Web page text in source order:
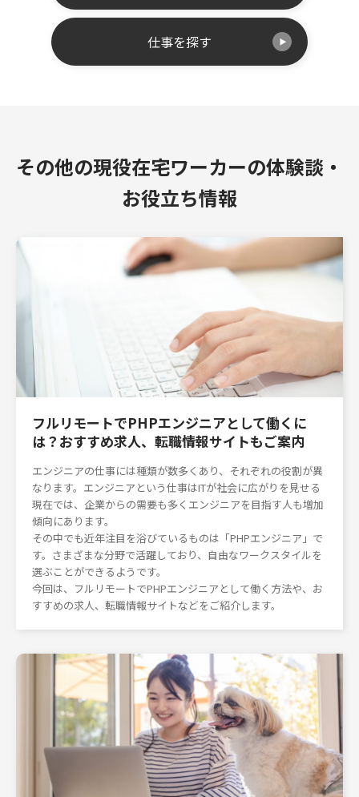
仕事を探す
その他の現役在宅ワーカーの体験談・
お役立ち情報
フルリモートでPHPエンジニアとして働くに
は？おすすめ求人、転職情報サイトもご案内
エンジニアの仕事には種類が数多くあり、それぞれの役割が異
なります。エンジニアという仕事はITが社会に広がりを見せる
現在では、企業からの需要も多くエンジニアを目指す人も増加
傾向にあります。
その中でも近年注目を浴びているものは「PHPエンジニア」で
す。さまざまな分野で活躍しており、自由なワークスタイルを
選ぶことができるようです。
今回は、フルリモートでPHPエンジニアとして働く方法や、お
すすめの求人、転職情報サイトなどをご紹介します。